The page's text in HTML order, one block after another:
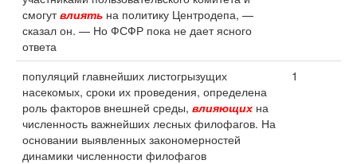
смогутвлиять на политику Центродепа, —
сказал он. — Но ФСФР пока не дает ясного
ответа
популяций главнейших листогрызущих
насекомых, сроки их проведения, определена
роль факторов внешней среды, влияющих на
численность важнейших лесных филофагов. На
основании выявленных закономерностей
динамики численности филофагов
1